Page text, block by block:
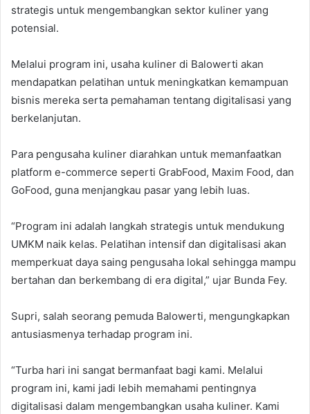
strategis untuk mengembangkan sektor kuliner yang
potensial.
Melalui program ini, usaha kuliner di Balowerti akan
mendapatkan pelatihan untuk meningkatkan kemampuan
bisnis mereka serta pemahaman tentang digitalisasi yang
berkelanjutan.
Para pengusaha kuliner diarahkan untuk memanfaatkan
platform e-commerce seperti GrabFood, Maxim Food, dan
GoFood, guna menjangkau pasar yang lebih luas.
“Program ini adalah langkah strategis untuk mendukung
UMKM naik kelas. Pelatihan intensif dan digitalisasi akan
memperkuat daya saing pengusaha lokal sehingga mampu
bertahan dan berkembang di era digital,” ujar Bunda Fey.
Supri, salah seorang pemuda Balowerti, mengungkapkan
antusiasmenya terhadap program ini.
“Turba hari ini sangat bermanfaat bagi kami. Melalui
program ini, kami jadi lebih memahami pentingnya
digitalisasi dalam mengembangkan usaha kuliner. Kami